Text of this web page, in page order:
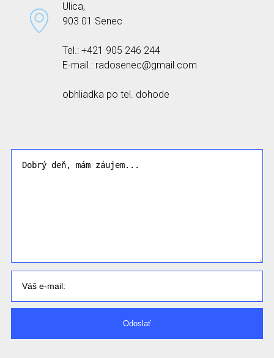
Ulica,
903 01 Senec
Tel.: +421 905 246 244
E-mail.: radosenec@gmail.com
obhliadka po tel. dohode